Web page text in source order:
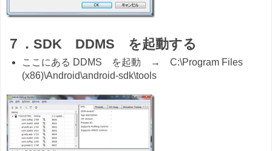
７．SDK DDMS を起動する
ここにある DDMS を起動 → C:\Program Files
(x86)\Android\android-sdk\tools